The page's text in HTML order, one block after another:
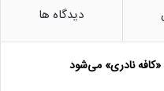
دیدگاه ها
«کافه نادری» می‌شود